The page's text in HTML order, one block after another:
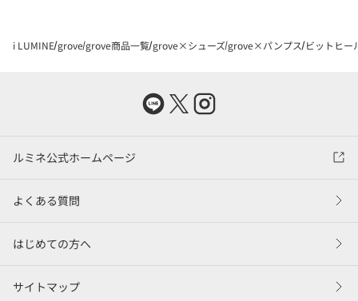
i LUMINE grove grove商品一覧 grove×シューズ grove×パンプス ビットヒー
ルミネ公式ホームページ
よくある質問
はじめての方へ
サイトマップ